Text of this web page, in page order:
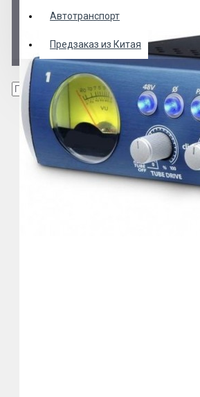
Автотранспорт
Предзаказ из Китая